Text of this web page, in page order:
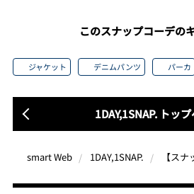
このスナップコーデの
ジャケット デニムパンツ パーカ
1DAY,1SNAP. トッ
smart Web 1DAY,1SNAP.